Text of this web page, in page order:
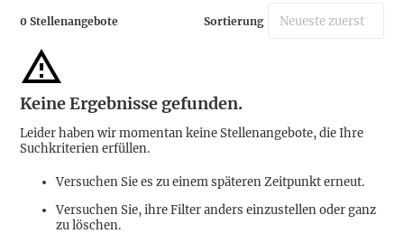
0 Stellenangebote Sortierung
Keine Ergebnisse gefunden.
Leider haben wir momentan keine Stellenangebote, die Ihre
Suchkriterien erfüllen.
Versuchen Sie es zu einem späteren Zeitpunkt erneut.
Versuchen Sie, ihre Filter anders einzustellen oder ganz
zu löschen.